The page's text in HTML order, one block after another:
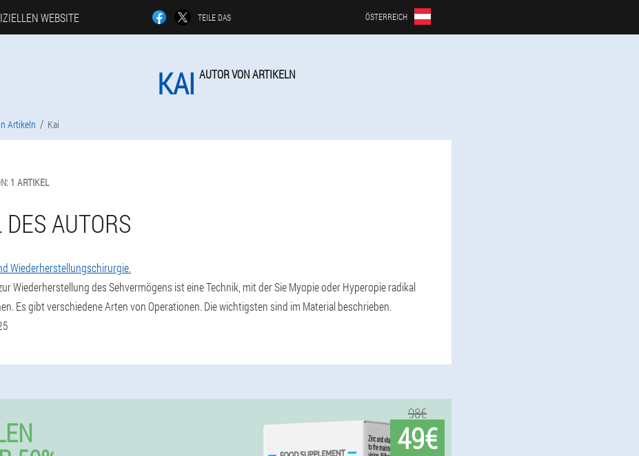
WEBSITE TEILE DAS ÖSTERREICH
KAI AUTOR VON ARTIKELN
Artikeln Kai
1 ARTIKEL
AUTORS
Wiederherstellungschirurgie.
Wiederherstellung des Sehvermögens ist eine Technik, mit der Sie Myopie oder Hyperopie radikal
Es gibt verschiedene Arten von Operationen. Die wichtigsten sind im Material beschrieben.
98€
49€